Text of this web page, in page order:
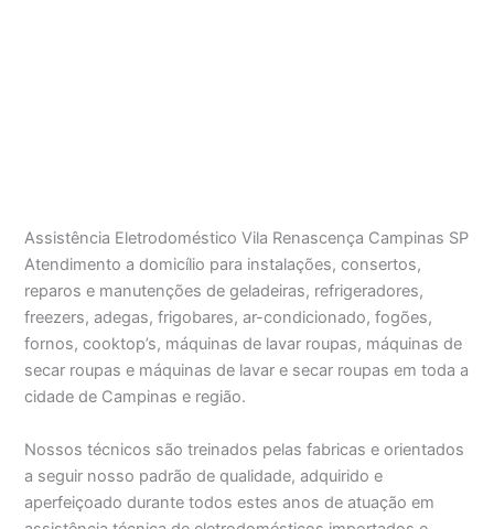
Assistência Eletrodoméstico Vila Renascença Campinas SP
Atendimento a domicílio para instalações, consertos,
reparos e manutenções de geladeiras, refrigeradores,
freezers, adegas, frigobares, ar-condicionado, fogões,
fornos, cooktop’s, máquinas de lavar roupas, máquinas de
secar roupas e máquinas de lavar e secar roupas em toda a
cidade de Campinas e região.
Nossos técnicos são treinados pelas fabricas e orientados
a seguir nosso padrão de qualidade, adquirido e
aperfeiçoado durante todos estes anos de atuação em